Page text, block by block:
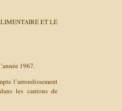
ET LE
1967.
l’arrondissement
les cantons de